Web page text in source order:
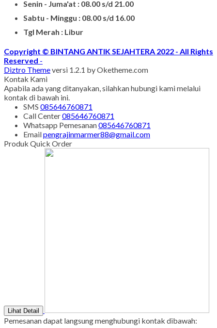
Kijing Makam Marmer Termurah
Harg Nisan Marmer Kotak
Makam Kristen Modern
SUPPORT
Silahkan Hubungi Customer Service Kami Di Jam
Kerja Dan Layanan Kami
Senin - Juma'at : 08.00 s/d 21.00
Sabtu - Minggu : 08.00 s/d 16.00
Tgl Merah : Libur